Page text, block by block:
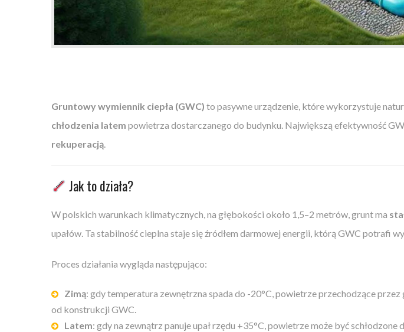
Gruntowy wymiennik ciepła (GWC) to pasywne urządzenie, które wykorzystuje
chłodzenia latem powietrza dostarczanego do budynku. Największą efektywność
rekuperacją
Jak to działa?
W polskich warunkach klimatycznych, na głębokości około 1,5–2 metrów, grunt ma
upałów. Ta stabilność cieplna staje się źródłem darmowej energii, którą GWC potrafi
Proces działania wygląda następująco:
Zimą: gdy temperatura zewnętrzna spada do -20°C, powietrze przechodzące
od konstrukcji GWC.
Latem: gdy na zewnątrz panuje upał rzędu +35°C, powietrze może być schłodzone